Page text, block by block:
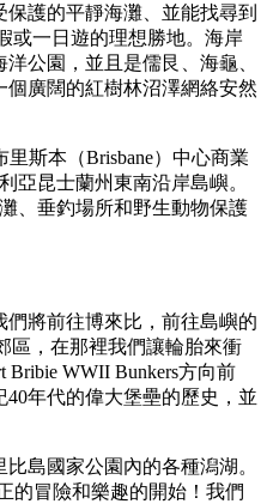
護的平靜海灘、並能找尋到
一日遊的理想勝地。 海岸
公園，並且是儒艮、海龜、
廣闊的紅樹林沼澤網絡安然
斯本（Brisbane）中心商業
亞昆士蘭州東南沿岸島嶼。
、垂釣場所和野生動物保護
們將前往博來比 ，前往島嶼的
區，在那裡我們讓輪胎來衝
WWII Bunkers方向前
年代的偉大堡壘的歷史，並
島國家公園內的各種潟湖。
的冒險和樂趣的開始！我們